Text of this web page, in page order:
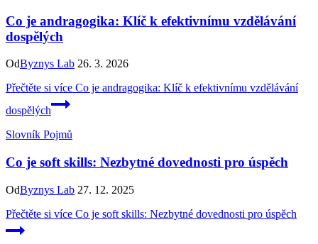
Co je andragogika: Klíč k efektivnímu vzdělávání
dospělých
OdByznys Lab 26. 3. 2026
Přečtěte si více Co je andragogika: Klíč k efektivnímu vzdělávání
dospělých
Slovník Pojmů
Co je soft skills: Nezbytné dovednosti pro úspěch
OdByznys Lab 27. 12. 2025
Přečtěte si více Co je soft skills: Nezbytné dovednosti pro úspěch